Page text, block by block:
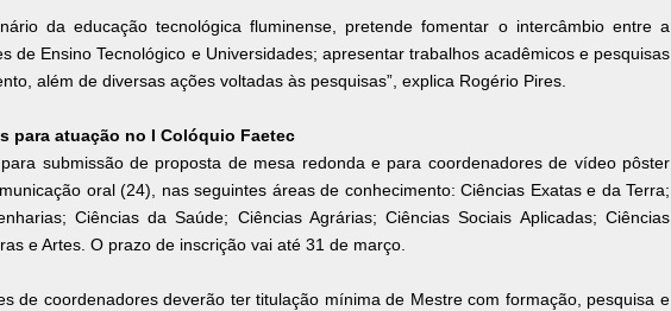
da educação tecnológica fluminense, pretende fomentar o intercâmbio entre a
de Ensino Tecnológico e Universidades; apresentar trabalhos acadêmicos e pesquisas
além de diversas ações voltadas às pesquisas”, explica Rogério Pires.
para atuação no I Colóquio Faetec
submissão de proposta de mesa redonda e para coordenadores de vídeo pôster
oral (24), nas seguintes áreas de conhecimento: Ciências Exatas e da Terra;
Ciências da Saúde; Ciências Agrárias; Ciências Sociais Aplicadas; Ciências
e Artes. O prazo de inscrição vai até 31 de março.
de coordenadores deverão ter titulação mínima de Mestre com formação, pesquisa e